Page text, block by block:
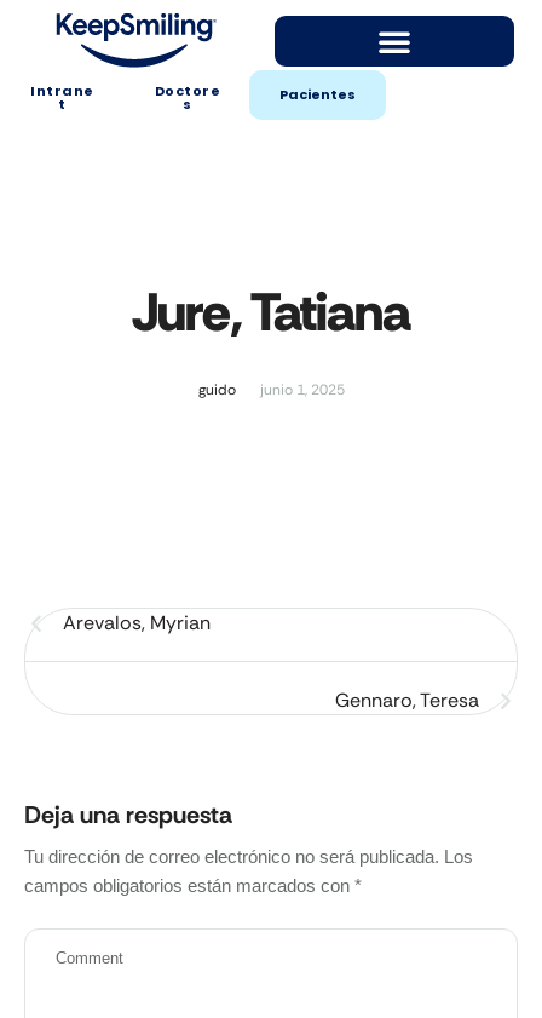
Intrane
t
Doctore
s Pacientes
Jure, Tatiana
guido junio 1, 2025
Arevalos, Myrian
Gennaro, Teresa
Deja una respuesta
Tu dirección de correo electrónico no será publicada. Los
campos obligatorios están marcados con *